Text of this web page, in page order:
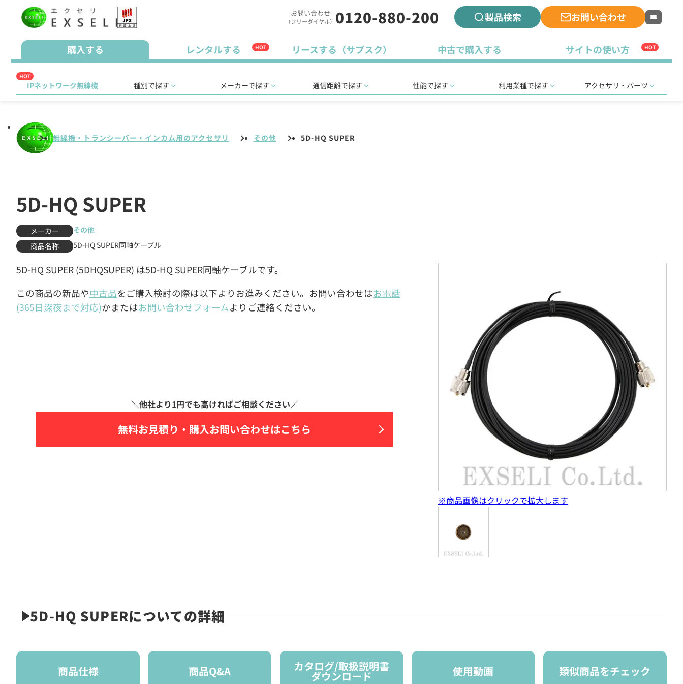
お問い合わせ
（フリーダイヤル） 0120-880-200 製品検索 お問い合わせ
購入する レンタルする HOT リースする（サブスク） 中古で購入する サイトの使い方 HOT
HOT
IPネットワーク無線機 種別で探す メーカーで探す 通信距離で探す 性能で探す 利用業種で探す アクセサリ・パーツ
無線機・トランシーバー・インカム用のアクセサリ その他 5D-HQ SUPER
5D-HQ SUPER
メーカー
その他
商品名称
5D-HQ SUPER同軸ケーブル
5D-HQ SUPER (5DHQSUPER) は5D-HQ SUPER同軸ケーブルです。
この商品の新品や中古品をご購入検討の際は以下よりお進みください。お問い合わせはお電話
(365日深夜まで対応)かまたはお問い合わせフォームよりご連絡ください。
無料お見積り・ 購入お問い合わせはこちら
※商品画像はクリックで拡大します
5D-HQ SUPERについての詳細
商品仕様 商品Q&A カタログ/取扱説明書
ダウンロード 使用動画 類似商品をチェック